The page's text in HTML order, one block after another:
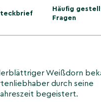
Häufig
Fragen
Weißdorn
durch seine
begeistert.